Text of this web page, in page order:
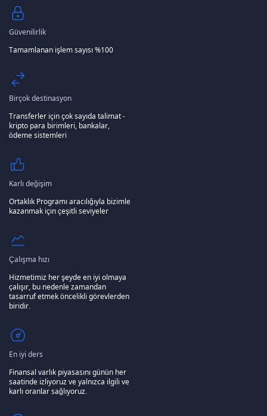
Güvenilirlik
Tamamlanan işlem sayısı %100
Birçok destinasyon
Transferler için çok sayıda talimat -
kripto para birimleri, bankalar,
ödeme sistemleri
Karlı değişim
Ortaklık Programı aracılığıyla bizimle
kazanmak için çeşitli seviyeler
Çalışma hızı
Hizmetimiz her şeyde en iyi olmaya
çalışır, bu nedenle zamandan
tasarruf etmek öncelikli görevlerden
biridir.
En iyi ders
Finansal varlık piyasasını günün her
saatinde izliyoruz ve yalnızca ilgili ve
karlı oranlar sağlıyoruz.